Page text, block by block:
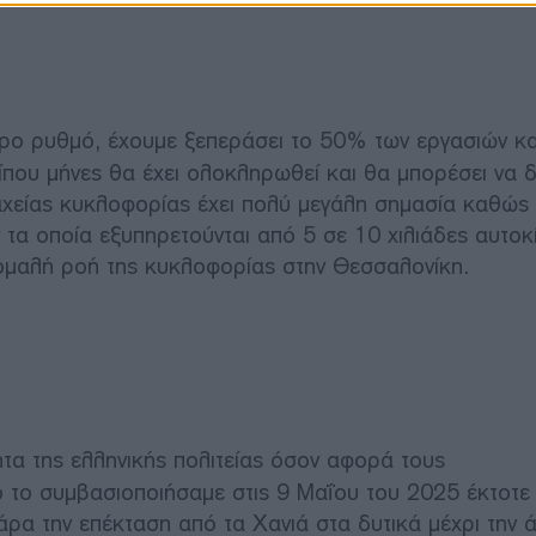
ρυθμό, έχουμε ξεπεράσει το 50% των εργασιών
μήνες θα έχει ολοκληρωθεί και θα μπορέσει να
κυκλοφορίας έχει πολύ μεγάλη σημασία
οποία εξυπηρετούνται από 5 σε 10 χιλιάδες
ροή της κυκλοφορίας στην Θεσσαλονίκη.
της ελληνικής πολιτείας όσον αφορά τους
συμβασιοποιήσαμε στις 9 Μαΐου του 2025 έκτοτε
την επέκταση από τα Χανιά στα δυτικά μέχρι την